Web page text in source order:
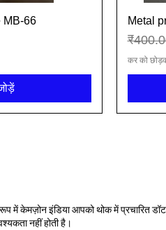
MB-66 Metal
नियमित
कर को
में केमज़ोन इंडिया आपको थोक में प्रचारित
नहीं होती है।